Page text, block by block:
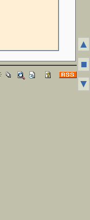
▲
■
▼